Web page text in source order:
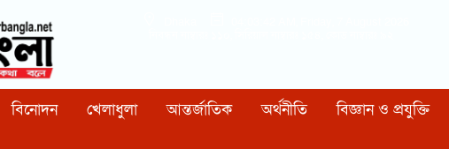
বিনোদন খেলাধুলা আন্তর্জাতিক অর্থনীতি বিজ্ঞান ও প্রযুক্তি